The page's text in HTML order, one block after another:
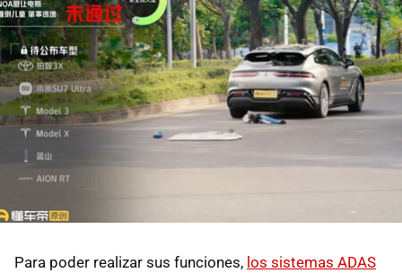
Para poder realizar sus funciones, los sistemas ADAS